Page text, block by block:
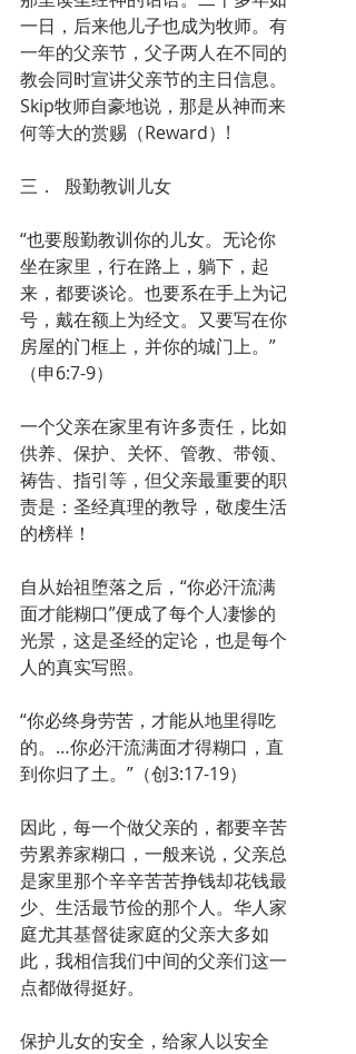
一日，后来他儿子也成为牧师。有
一年的父亲节，父子两人在不同的
教会同时宣讲父亲节的主日信息。
Skip牧师自豪地说，那是从神而来
何等大的赏赐（Reward）!
三．	殷勤教训儿女
“也要殷勤教训你的儿女。无论你
坐在家里，行在路上，躺下，起
来，都要谈论。也要系在手上为记
号，戴在额上为经文。又要写在你
房屋的门框上，并你的城门上。”
（申6:7-9）
一个父亲在家里有许多责任，比如
供养、保护、关怀、管教、带领、
祷告、指引等，但父亲最重要的职
责是：圣经真理的教导，敬虔生活
的榜样！
自从始祖堕落之后，“你必汗流满
面才能糊口”便成了每个人凄惨的
光景，这是圣经的定论，也是每个
人的真实写照。
“你必终身劳苦，才能从地里得吃
的。…你必汗流满面才得糊口，直
到你归了土。”（创3:17-19）
因此，每一个做父亲的，都要辛苦
劳累养家糊口，一般来说，父亲总
是家里那个辛辛苦苦挣钱却花钱最
少、生活最节俭的那个人。华人家
庭尤其基督徒家庭的父亲大多如
此，我相信我们中间的父亲们这一
点都做得挺好。
保护儿女的安全，给家人以安全